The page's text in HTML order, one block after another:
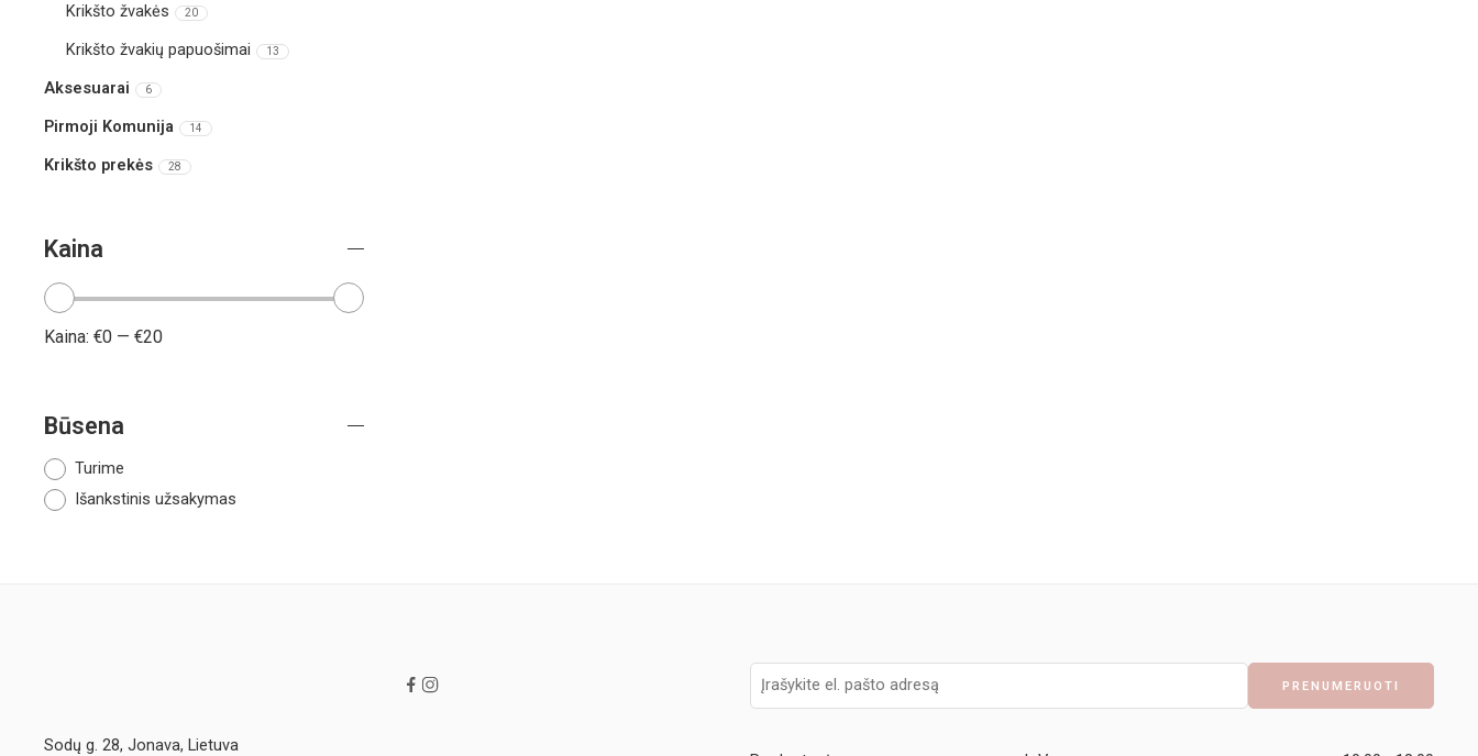
Krikšto žvakės 20
Krikšto žvakių papuošimai 13
Aksesuarai 6
Pirmoji Komunija 14
Krikšto prekės 28
Kaina
Kaina: €0 — €20
Būsena
Turime
Išankstinis užsakymas
Sodų g. 28, Jonava, Lietuva